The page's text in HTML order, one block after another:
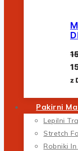
z
Pakirni
Lepilni
Stretch
Robniki